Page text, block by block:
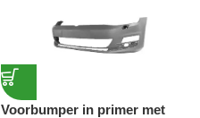
Voorbumper in primer met